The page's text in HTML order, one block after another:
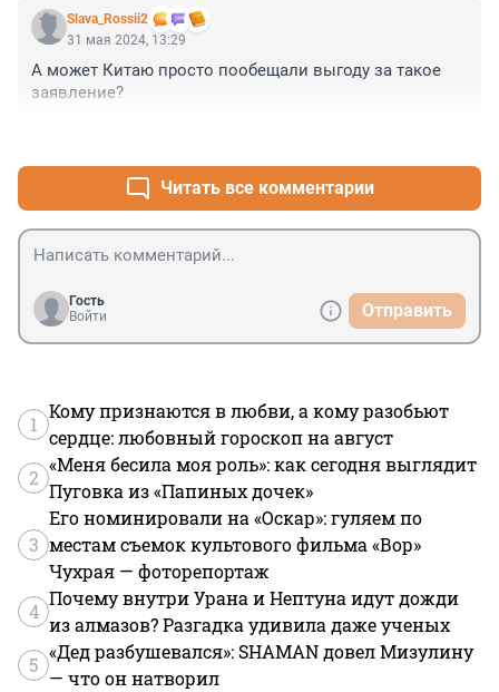
Slava_Rossii2
31 мая 2024, 13:29
А может Китаю просто пообещали выгоду за такое
заявление?
Читать все комментарии
Гость
Войти
Отправить
1
Кому признаются в любви, а кому разобьют
сердце: любовный гороскоп на август
2
«Меня бесила моя роль»: как сегодня выглядит
Пуговка из «Папиных дочек»
3
Его номинировали на «Оскар»: гуляем по
местам съемок культового фильма «Вор»
Чухрая — фоторепортаж
4
Почему внутри Урана и Нептуна идут дожди
из алмазов? Разгадка удивила даже ученых
5
«Дед разбушевался»: SHAMAN довел Мизулину
— что он натворил